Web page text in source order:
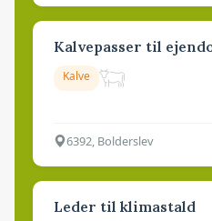
Kalvepasser til
Kalve
6392, Bolderslev
Leder til klimastald